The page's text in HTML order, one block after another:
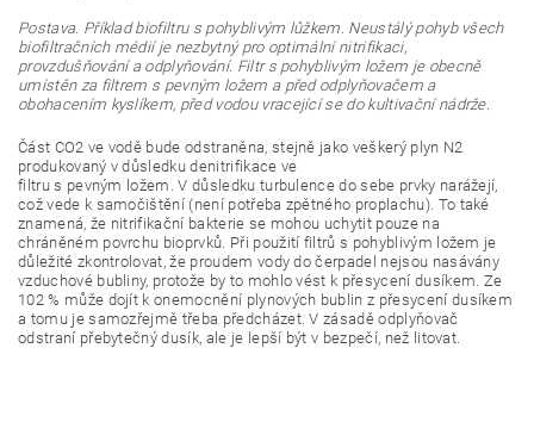
Postava. Příklad biofiltru s pohyblivým lůžkem. Neustálý pohyb všech
biofiltračních médií je nezbytný pro optimální nitrifikaci,
provzdušňování a odplyňování. Filtr s pohyblivým ložem je obecně
umístěn za filtrem s pevným ložem a před odplyňovačem a
obohacením kyslíkem, před vodou vracející se do kultivační nádrže.
Část CO2 ve vodě bude odstraněna, stejně jako veškerý plyn N2
produkovaný v důsledku denitrifikace ve
filtru s pevným ložem. V důsledku turbulence do sebe prvky narážejí,
což vede k samočištění (není potřeba zpětného proplachu). To také
znamená, že nitrifikační bakterie se mohou uchytit pouze na
chráněném povrchu bioprvků. Při použití filtrů s pohyblivým ložem je
důležité zkontrolovat, že proudem vody do čerpadel nejsou nasávány
vzduchové bubliny, protože by to mohlo vést k přesycení dusíkem. Ze
102 % může dojít k onemocnění plynových bublin z přesycení dusíkem
a tomu je samozřejmě třeba předcházet. V zásadě odplyňovač
odstraní přebytečný dusík, ale je lepší být v bezpečí, než litovat.